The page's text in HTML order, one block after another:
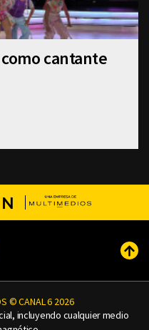
cantante
© CANAL 6 2026
incluyendo cualquier medio